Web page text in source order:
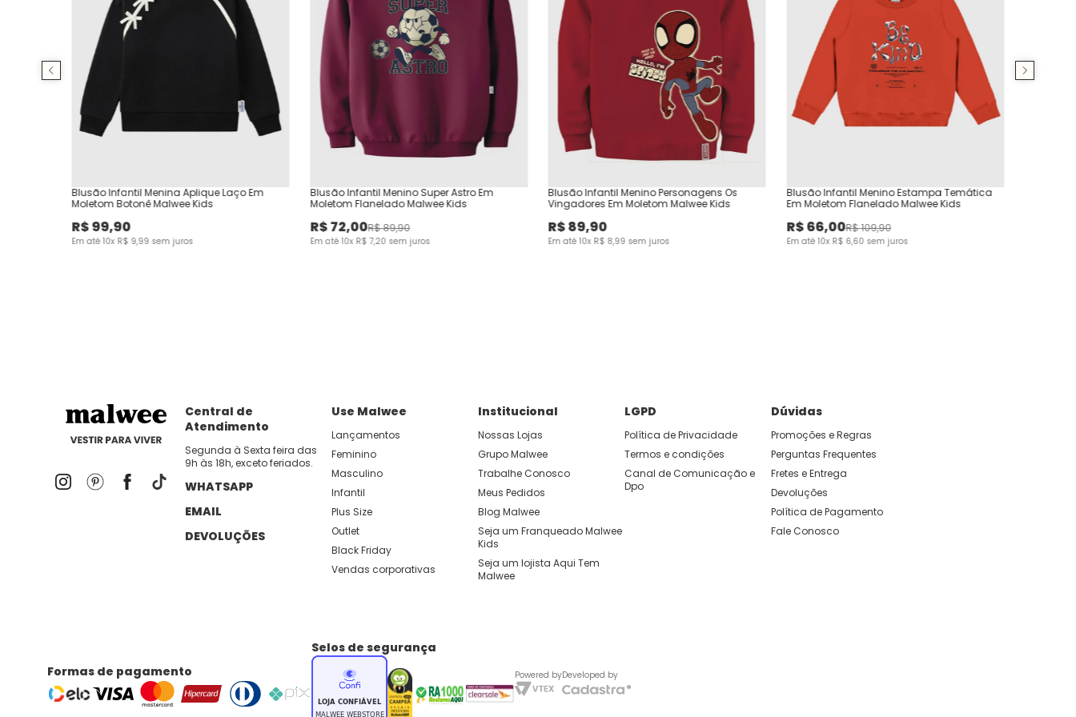
Blusão Infantil Menina Aplique Laço Em
Moletom Botonê Malwee Kids
R$99,90
Em até10x R$ 9,99 sem juros
Blusão Infantil Menino Super Astro Em
Moletom Flanelado Malwee Kids
R$72,00R$89,90
Em até10x R$ 7,20 sem juros
Blusão Infantil Menino Personagens Os
Vingadores Em Moletom Malwee Kids
R$89,90
Em até10x R$ 8,99 sem juros
Blusão Infantil Menino Estampa Temática
Em Moletom Flanelado Malwee Kids
R$66,00R$109,90
Em até10x R$ 6,60 sem juros
Central de
Atendimento
Segunda à Sexta feira das
9h às 18h, exceto feriados.
WHATSAPP
EMAIL
DEVOLUÇÕES
Use Malwee
Lançamentos
Feminino
Masculino
Infantil
Plus Size
Outlet
Black Friday
Vendas corporativas
Institucional
Nossas Lojas
Grupo Malwee
Trabalhe Conosco
Meus Pedidos
Blog Malwee
Seja um Franqueado Malwee
Kids
Seja um lojista Aqui Tem
Malwee
LGPD
Política de Privacidade
Termos e condições
Canal de Comunicação e
Dpo
Dúvidas
Promoções e Regras
Perguntas Frequentes
Fretes e Entrega
Devoluções
Política de Pagamento
Fale Conosco
Formas de pagamento
Selos de segurança
Powered byDeveloped by